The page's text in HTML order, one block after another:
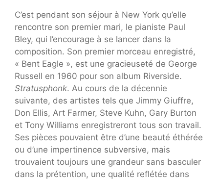
C’est pendant son séjour à New York qu’elle
rencontre son premier mari, le pianiste Paul
Bley, qui l’encourage à se lancer dans la
composition. Son premier morceau enregistré,
« Bent Eagle », est une gracieuseté de George
Russell en 1960 pour son album Riverside.
Stratusphonk. Au cours de la décennie
suivante, des artistes tels que Jimmy Giuffre,
Don Ellis, Art Farmer, Steve Kuhn, Gary Burton
et Tony Williams enregistreront tous son travail.
Ses pièces pouvaient être d’une beauté éthérée
ou d’une impertinence subversive, mais
trouvaient toujours une grandeur sans basculer
dans la prétention, une qualité reflétée dans